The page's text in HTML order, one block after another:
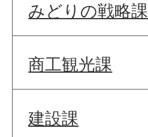
みどりの戦略課
商工観光課
建設課